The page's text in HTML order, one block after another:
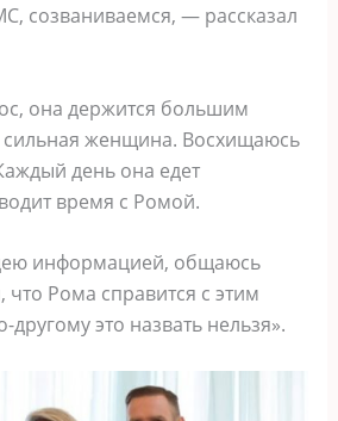
созваниваемся, — рассказал
она держится большим
женщина. Восхищаюсь
день она едет
время с Ромой.
информацией, общаюсь
Рома справится с этим
это назвать нельзя».